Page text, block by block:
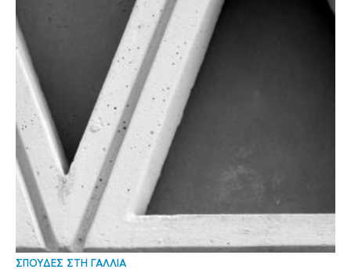
ΣΠΟΥΔΕΣ ΣΤΗ ΓΑΛΛΙΑ